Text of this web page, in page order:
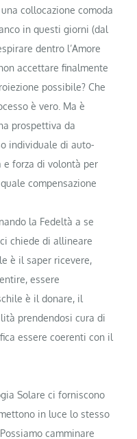
collocazione comoda
in questi giorni (dal
dentro l’Amore
accettare finalmente
possibile? Che
è vero. Ma è
prospettiva da
individuale di auto-
e forza di volontà per
compensazione
la Fedeltà a se
chiede di allineare
è il saper ricevere,
essere
è il donare, il
prendendosi cura di
essere coerenti con il
Solare ci forniscono
in luce lo stesso
camminare